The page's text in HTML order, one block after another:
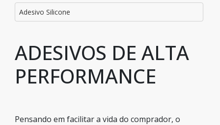
Adesivo Silicone
ADESIVOS DE ALTA
PERFORMANCE
Pensando em facilitar a vida do comprador, o